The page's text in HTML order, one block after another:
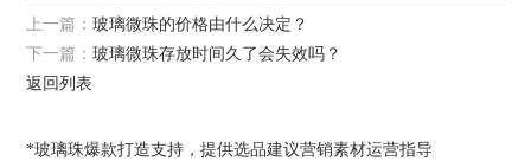
上一篇：玻璃微珠的价格由什么决定？
返回列表
下一篇：玻璃微珠存放时间久了会失效吗？
*玻璃珠爆款打造支持，提供选品建议营销素材运营指导